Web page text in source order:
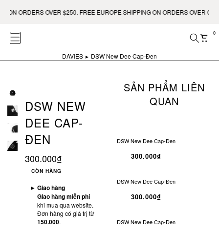
ORDERS OVER $250. FREE EUROPE SHIPPING ON ORDERS OVER €400.
0
DAVIES DSW New Dee Cap-Đen
DSW NEW
DEE CAP-
ĐEN
300.000₫
CÒN HÀNG
► Giao hàng
Giao hàng miễn phí
khi mua qua website.
Đơn hàng có giá trị từ
150.000.
SẢN PHẨM LIÊN
QUAN
DSW New Dee Cap-Đen
300.000₫
DSW New Dee Cap-Đen
300.000₫
DSW New Dee Cap-Đen